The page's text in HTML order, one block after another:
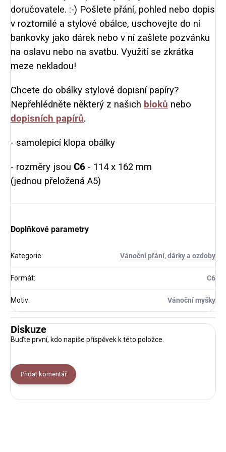
doručovatele. :-) Pošlete přání, pohled nebo dopis
v roztomilé a stylové obálce, uschovejte do ní
bankovky jako dárek nebo v ní zašlete pozvánku
na oslavu nebo na svatbu. Využití se zkrátka
meze nekladou!
Chcete do obálky stylové dopisní papíry?
Nepřehlédněte některý z našich bloků nebo
dopisních papírů.
- samolepicí klopa obálky
- rozměry jsou C6 - 114 x 162 mm
(jednou přeložená A5)
Doplňkové parametry
Kategorie: Vánoční přání, dárky a ozdoby
Formát: C6
Motiv: Vánoční myšky
Diskuze
Buďte první, kdo napíše příspěvek k této položce.
Přidat komentář